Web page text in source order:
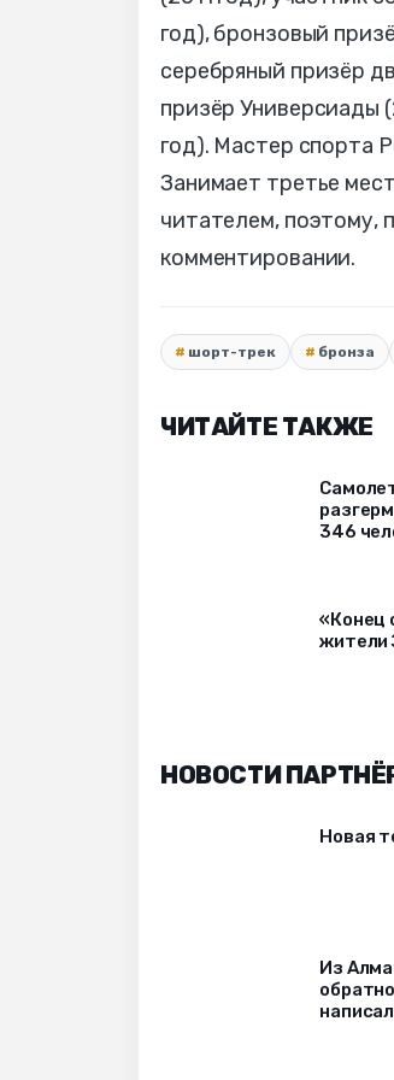
год), бронзовый
серебряный призёр
призёр Универсиады
год). Мастер спорта
Занимает третье
читателем, поэтому,
комментировании.
шорт-трек бронза
ЧИТАЙТЕ ТАКЖЕ
346
«Конец
жители
НОВОСТИ
Новая
Из